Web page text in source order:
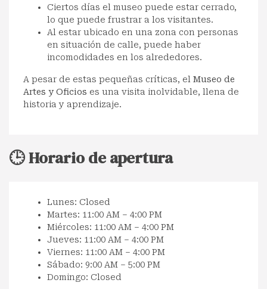
Ciertos días el museo puede estar cerrado,
lo que puede frustrar a los visitantes.
Al estar ubicado en una zona con personas
en situación de calle, puede haber
incomodidades en los alrededores.
A pesar de estas pequeñas críticas, el Museo de
Artes y Oficios es una visita inolvidable, llena de
historia y aprendizaje.
🕒 Horario de apertura
Lunes: Closed
Martes: 11:00 AM – 4:00 PM
Miércoles: 11:00 AM – 4:00 PM
Jueves: 11:00 AM – 4:00 PM
Viernes: 11:00 AM – 4:00 PM
Sábado: 9:00 AM – 5:00 PM
Domingo: Closed